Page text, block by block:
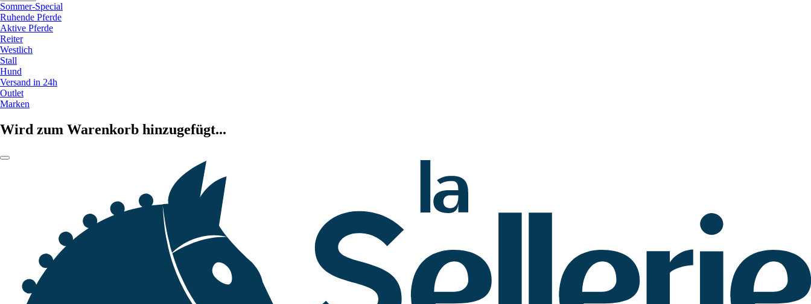
Sommer-Special
Ruhende Pferde
Aktive Pferde
Reiter
Westlich
Stall
Hund
Versand in 24h
Outlet
Marken
Wird zum Warenkorb hinzugefügt...